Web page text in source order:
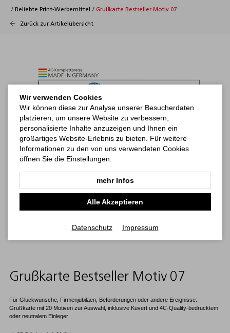
/ Beliebte Print-Werbemittel / Grußkarte Bestseller Motiv 07
Zurück zur Artikelübersicht
Grußkarte Bestseller Motiv 07
Für Glückwünsche, Firmenjubiläen, Beförderungen oder andere Ereignisse:
Grußkarte mit 20 Motiven zur Auswahl, inklusive Kuvert und 4C-Quality-bedrucktem
oder neutralem Einleger
Wir verwenden Cookies
Wir können diese zur Analyse unserer Besucherdaten
platzieren, um unsere Website zu verbessern,
personalisierte Inhalte anzuzeigen und Ihnen ein
großartiges Website-Erlebnis zu bieten. Für weitere
Informationen zu den von uns verwendeten Cookies
öffnen Sie die Einstellungen.
mehr Infos
Alle Akzeptieren
Datenschutz Impressum